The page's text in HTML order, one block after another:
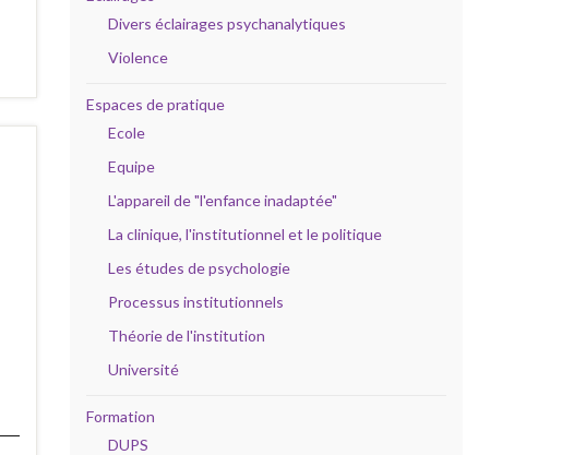
Divers éclairages psychanalytiques
Violence
Espaces de pratique
Ecole
Equipe
L'appareil de "l'enfance inadaptée"
La clinique, l'institutionnel et le politique
Les études de psychologie
Processus institutionnels
Théorie de l'institution
Université
Formation
DUPS